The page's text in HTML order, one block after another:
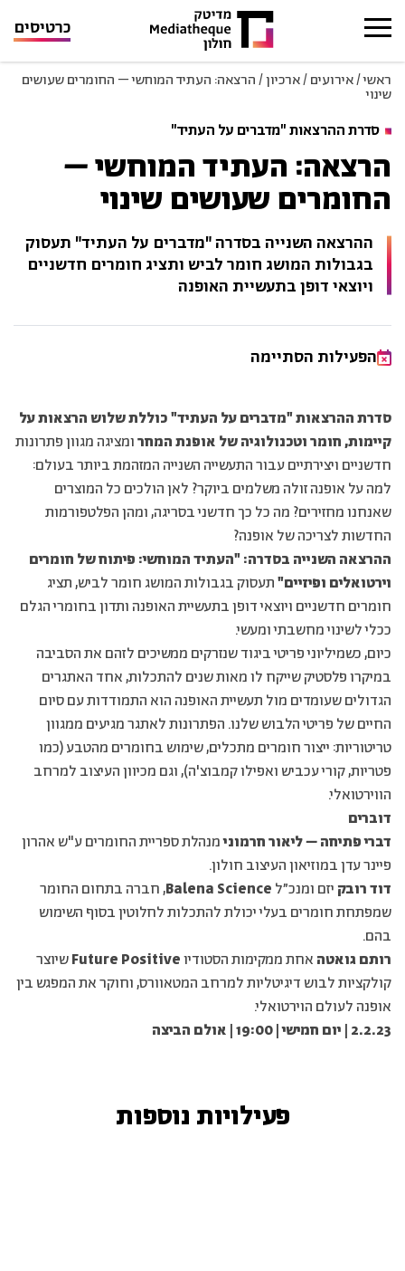
כרטיסים
ראשי/אירועים/ארכיון/הרצאה: העתיד המוחשי – החומרים שעושים
שינוי
סדרת ההרצאות "מדברים על העתיד"
הרצאה: העתיד המוחשי –
החומרים שעושים שינוי
ההרצאה השנייה בסדרה "מדברים על העתיד" תעסוק
בגבולות המושג חומר לביש ותציג חומרים חדשניים
ויוצאי דופן בתעשיית האופנה
הפעילות הסתיימה
סדרת ההרצאות "מדברים על העתיד" כוללת שלוש הרצאות על
קיימות, חומר וטכנולוגיהשל אופנת המחרומציגה מגוון פתרונות
חדשניים ויצירתיים עבור התעשייה השנייה המזהמת ביותר בעולם:
למה על אופנה זולה משלמים ביוקר? לאן הולכים כל המוצרים
שאנחנו מחזירים? מה כל כך חדשני בסריגה, ומהן הפלטפורמות
החדשות לצריכה של אופנה?
ההרצאה השנייה בסדרה: "העתיד המוחשי: פיתוח של חומרים
וירטואלים ופיזיים"תעסוק בגבולות המושג חומר לביש, תציג
חומרים חדשניים ויוצאי דופן בתעשיית האופנה ותדון בחומרי הגלם
ככלי לשינוי מחשבתי ומעשי.
כיום, כשמיליוני פריטי ביגוד שנזרקים ממשיכים לזהם את הסביבה
במיקרו פלסטיק שייקח לו מאות שנים להתכלות, אחד האתגרים
הגדולים שעומדים מול תעשיית האופנה הוא התמודדות עם סיום
החיים של פריטי הלבוש שלנו. הפתרונות לאתגר מגיעים ממגוון
טריטוריות: ייצור חומרים מתכלים, שימוש בחומרים מהטבע (כמו
פטריות, קורי עכביש ואפילו קמבוצ'ה), וגם מכיוון העיצוב למרחב
הווירטואלי.
דוברים
דברי פתיחה – ליאור חרמונימנהלת ספריית החומרים ע"ש אהרון
פיינר עדן במוזיאון העיצוב חולון.
דוד רובקיזם ומנכ״ל Balena Science, חברה בתחום החומר
שמפתחת חומרים בעלי יכולת להתכלות לחלוטין בסוף השימוש
בהם.
רותם גואטה אחת ממקימות הסטודיוFuture Positiveשיוצר
קולקציות לבוש דיגיטליות למרחב המטאוורס, וחוקר את המפגש בין
אופנה לעולם הוירטואלי.
2.2.23 | יום חמישי | 19:00 | אולם הביצה
פעילויות נוספות